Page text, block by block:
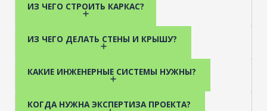
ИЗ ЧЕГО СТРОИТЬ КАРКАС?
ИЗ ЧЕГО ДЕЛАТЬ СТЕНЫ И КРЫШУ?
КАКИЕ ИНЖЕНЕРНЫЕ СИСТЕМЫ НУЖНЫ?
КОГДА НУЖНА ЭКСПЕРТИЗА ПРОЕКТА?